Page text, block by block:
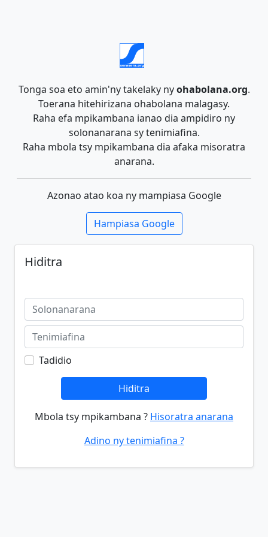
Tonga soa eto amin'ny takelaky nyohabolana.org.
Toerana hitehirizana ohabolana malagasy.
Raha efa mpikambana ianao dia ampidiro ny
solonanarana sy tenimiafina.
Raha mbola tsy mpikambana dia afaka misoratra
anarana.
Azonao atao koa ny mampiasa Google
Hampiasa Google
Hiditra
Tadidio
Hiditra
Mbola tsy mpikambana ? Hisoratra anarana
Adino ny tenimiafina ?